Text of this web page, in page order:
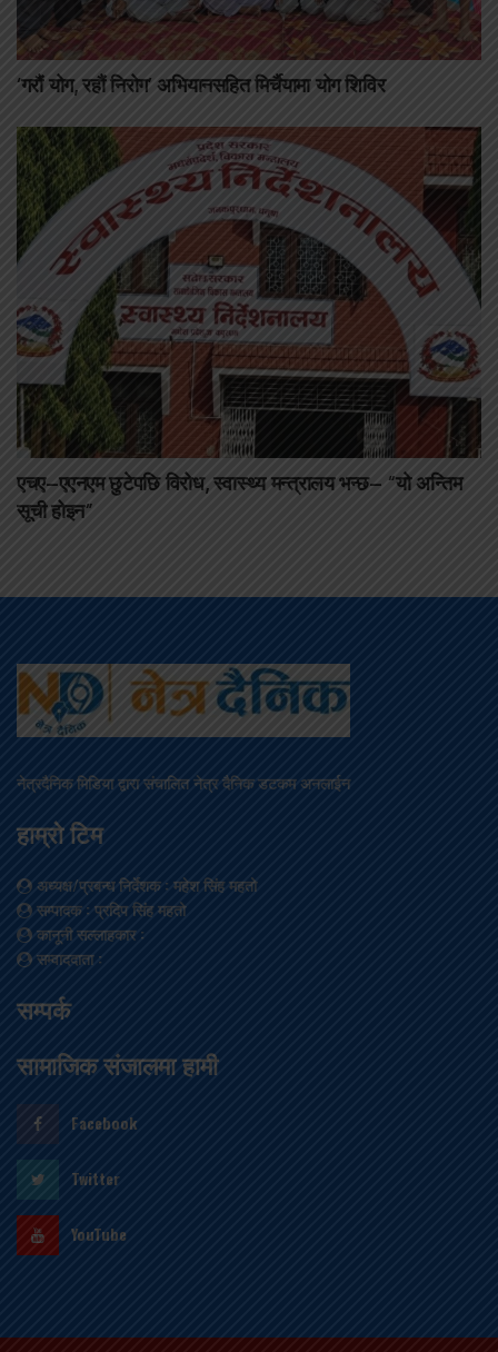
‘गरौं योग, रहौं निरोग’ अभियानसहित मिर्चैयामा योग शिविर
एचए–एएनएम छुटेपछि विरोध, स्वास्थ्य मन्त्रालय भन्छ– “यो अन्तिम
सूची होइन”
नेत्रदैनिक मिडिया द्वारा संचालित नेत्र दैनिक डटकम अनलाईन
हाम्रो टिम
अध्यक्ष/प्रबन्ध निर्देशक: महेश सिंह महतो
सम्पादक: प्रदिप सिंह महतो
कानूनी सल्लाहकार:
सम्वाददाता:
सम्पर्क
सामाजिक संजालमा हामी
Facebook
Twitter
YouTube